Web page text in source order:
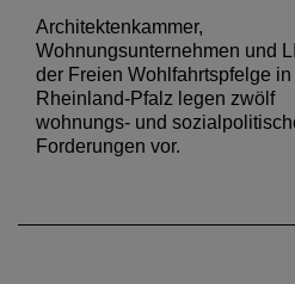
der Freien Wohlfahrtspfelge in
Rheinland-Pfalz legen zwölf
wohnungs- und sozialpolitische
Forderungen vor.